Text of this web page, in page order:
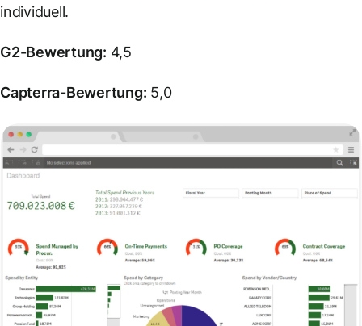
individuell.
G2-Bewertung: 4,5
Capterra-Bewertung: 5,0